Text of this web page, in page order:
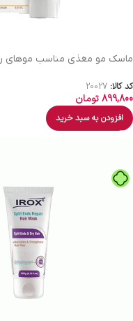
ماسک مو مغذی مناسب موهای رنگ
کد کالا: 20027
899,800تومان
افزودن به سبد خرید